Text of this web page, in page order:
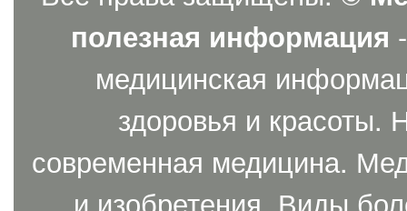
полезная информация
медицинская
здоровья и красоты.
современная медицина.
и изобретения. Виды